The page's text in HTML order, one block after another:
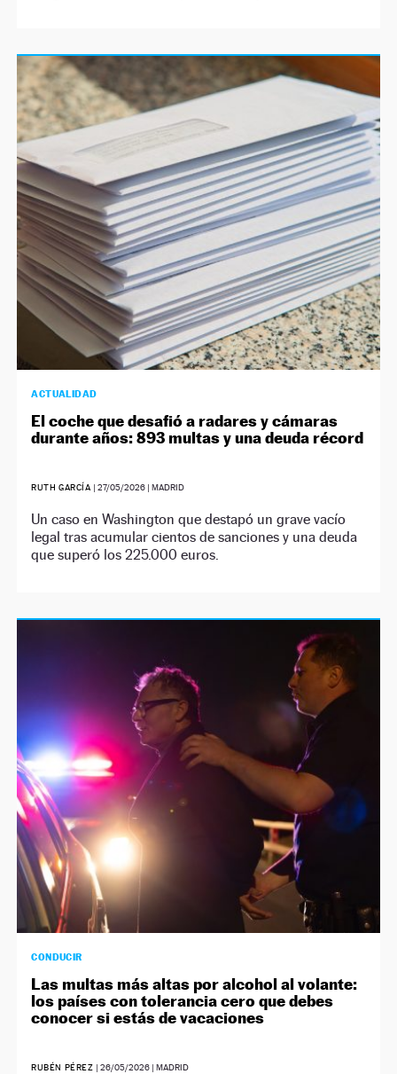
ACTUALIDAD
El coche que desafió a radares y cámaras
durante años: 893 multas y una deuda récord
RUTH GARCÍA |27/05/2026 | MADRID
Un caso en Washington que destapó un grave vacío
legal tras acumular cientos de sanciones y una deuda
que superó los 225.000 euros.
CONDUCIR
Las multas más altas por alcohol al volante:
los países con tolerancia cero que debes
conocer si estás de vacaciones
RUBÉN PÉREZ |26/05/2026 | MADRID